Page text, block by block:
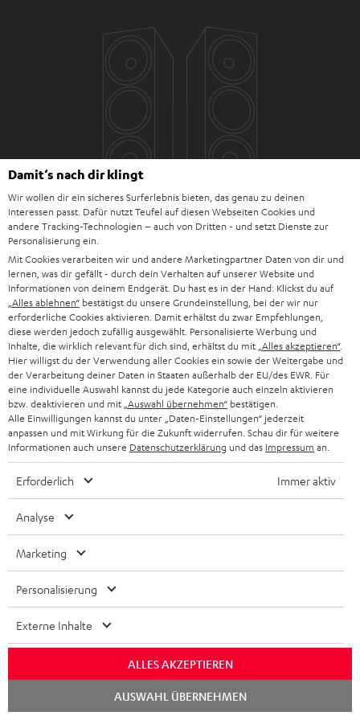
Downloads und Service
D
o
k
m
n
t
e
u
m
Konformitätserklärung: Stand-Lautsprecher T 500 F 16
Quick Start Guide: Stand-Lautsprecher T 500 F 16
P
r
o
d
Hilfe zu diesem Produkt
Versandinfos
Damit‘s nach dir klingt
Wir wollen dir ein sicheres Surferlebnis bieten, das genau zu deinen
Interessen passt. Dafür nutzt Teufel auf diesen Webseiten Cookies und
andere Tracking-Technologien – auch von Dritten - und setzt Dienste zur
Personalisierung ein.
Mit Cookies verarbeiten wir und andere Marketingpartner Daten von dir und
lernen, was dir gefällt - durch dein Verhalten auf unserer Website und
Informationen von deinem Endgerät. Du hast es in der Hand: Klickst du auf
„Alles ablehnen“ bestätigst du unsere Grundeinstellung, bei der wir nur
erforderliche Cookies aktivieren. Damit erhältst du zwar Empfehlungen,
diese werden jedoch zufällig ausgewählt. Personalisierte Werbung und
Inhalte, die wirklich relevant für dich sind, erhältst du mit „Alles akzeptieren“.
Hier willigst du der Verwendung aller Cookies ein sowie der Weitergabe und
der Verarbeitung deiner Daten in Staaten außerhalb der EU/des EWR. Für
eine individuelle Auswahl kannst du jede Kategorie auch einzeln aktivieren
bzw. deaktivieren und mit „Auswahl übernehmen“ bestätigen.
Alle Einwilligungen kannst du unter „Daten-Einstellungen“ jederzeit
anpassen und mit Wirkung für die Zukunft widerrufen. Schau dir für weitere
Informationen auch unsere Datenschutzerklärung und das Impressum an.
Erforderlich Immer aktiv
Analyse
Marketing
Personalisierung
Externe Inhalte
ALLES AKZEPTIEREN
AUSWAHL ÜBERNEHMEN